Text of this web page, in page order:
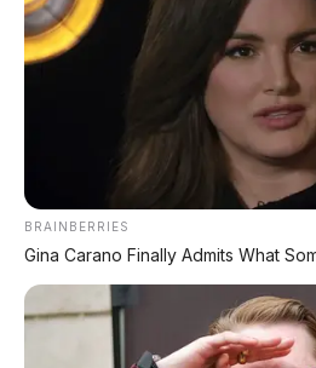
Chat Kami
Chery Tiggo 5 Sport: SUV
BRAINBERRIES
Gina Carano Finally Admits What